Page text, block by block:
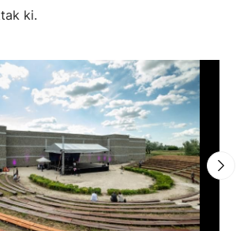
ki.